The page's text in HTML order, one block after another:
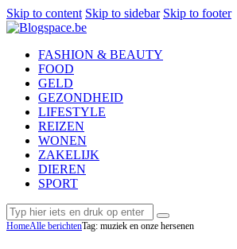
Skip to content Skip to sidebar Skip to footer
FASHION & BEAUTY
FOOD
GELD
GEZONDHEID
LIFESTYLE
REIZEN
WONEN
ZAKELIJK
DIEREN
SPORT
HomeAlle berichtenTag: muziek en onze hersenen